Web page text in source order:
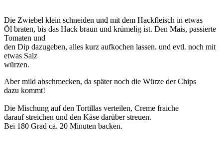
Die Zwiebel klein schneiden und mit dem Hackfleisch in etwas
Öl braten, bis das Hack braun und krümelig ist. Den Mais, passierte
Tomaten und
den Dip dazugeben, alles kurz aufkochen lassen. und evtl. noch mit
etwas Salz
würzen.
Aber mild abschmecken, da später noch die Würze der Chips
dazu kommt!
Die Mischung auf den Tortillas verteilen, Creme fraiche
darauf streichen und den Käse darüber streuen.
Bei 180 Grad ca. 20 Minuten backen.